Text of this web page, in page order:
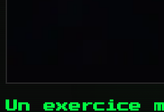
Un exercice